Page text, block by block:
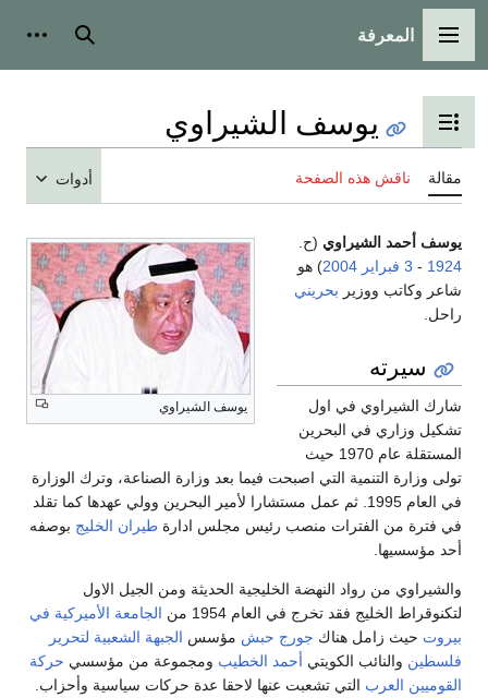
القائمة الرئيسية
المعرفة بحث
تبديل عرض جدول المحتويات
يوسف الشيراوي
مقالة ناقش هذه الصفحة أدوات
يوسف الشيراوي
يوسف أحمد الشيراوي (ح.
1924
- 3 فبراير 2004) هو
شاعر وكاتب ووزير بحريني
راحل.
سيرته
شارك الشيراوي في اول
تشكيل وزاري في البحرين
المستقلة عام 1970 حيث
تولى وزارة التنمية التي اصبحت فيما بعد وزارة الصناعة، وترك الوزارة
في العام 1995. ثم عمل مستشارا لأمير البحرين وولي عهدها كما تقلد
في فترة من الفترات منصب رئيس مجلس ادارة طيران الخليج بوصفه
أحد مؤسسيها.
والشيراوي من رواد النهضة الخليجية الحديثة ومن الجيل الاول
لتكنوقراط الخليج فقد تخرج في العام 1954 من
الجامعة الأميركية في
بيروت حيث زامل هناك جورج حبش مؤسس الجبهة الشعبية لتحرير
فلسطين والنائب الكويتي أحمد الخطيب ومجموعة من مؤسسي حركة
القوميين العرب التي تشعبت عنها لاحقا عدة حركات سياسية وأحزاب.